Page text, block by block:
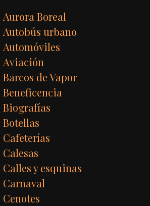
Aurora Boreal
Autobús urbano
Automóviles
Aviación
Barcos de Vapor
Beneficencia
Biografías
Botellas
Cafeterías
Calesas
Calles y esquinas
Carnaval
Cenotes